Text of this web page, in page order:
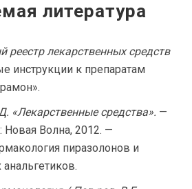
литература
реестр лекарственных средств
инструкции к препаратам
«Лекарственные средства». —
Волна, 2012. —
пиразолонов и